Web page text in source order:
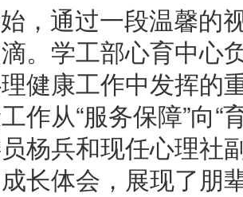
，通过一段温馨的
。学工部心育中心
健康工作中发挥的
作从“服务保障”向
杨兵和现任心理社
长体会，展现了朋